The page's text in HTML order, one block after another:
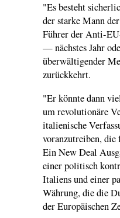
"Es besteht
der starke Mann
Führer der Anti-
— nächstes Jahr
überwältigender
zurückkehrt.
"Er könnte dann
um revolutionäre
italienische
voranzutreiben,
Ein New Deal
einer politisch
Italiens und einer
Währung, die die
der Europäischen